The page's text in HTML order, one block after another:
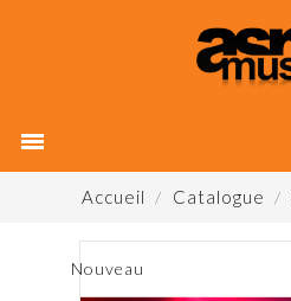

Accueil Catalogue
Nouveau